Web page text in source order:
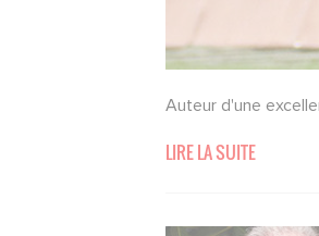
Auteur d'une
LIRE LA SUITE